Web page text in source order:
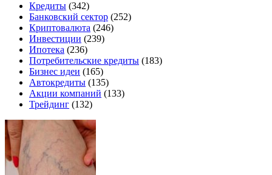
Кредиты (342)
Банковский сектор (252)
Криптовалюта (246)
Инвестиции (239)
Ипотека (236)
Потребительские кредиты (183)
Бизнес идеи (165)
Автокредиты (135)
Акции компаний (133)
Трейдинг (132)